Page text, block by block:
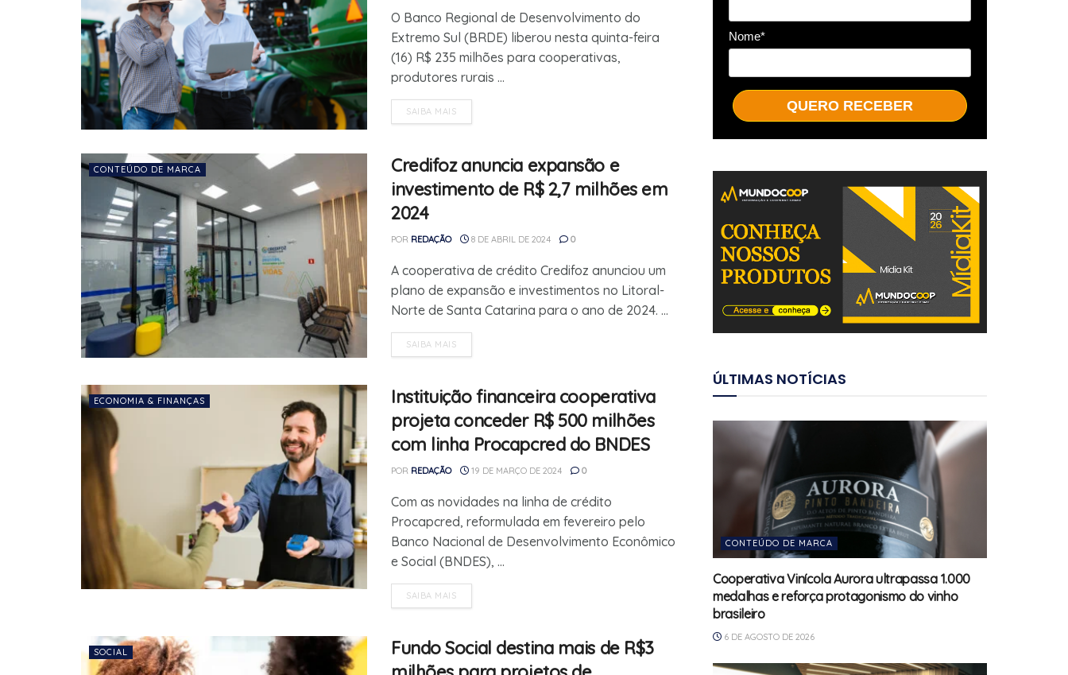
O Banco Regional de Desenvolvimento do
Extremo Sul (BRDE) liberou nesta quinta-feira
(16) R$ 235 milhões para cooperativas,
produtores rurais ...
SAIBA MAIS
CONTEÚDO DE MARCA
Credifoz anuncia expansão e
investimento de R$ 2,7 milhões em
2024
POR REDAÇÃO 8 DE ABRIL DE 2024 0
A cooperativa de crédito Credifoz anunciou um
plano de expansão e investimentos no Litoral-
Norte de Santa Catarina para o ano de 2024. ...
SAIBA MAIS
ECONOMIA & FINANÇAS
Instituição financeira cooperativa
projeta conceder R$ 500 milhões
com linha Procapcred do BNDES
POR REDAÇÃO 19 DE MARÇO DE 2024 0
Com as novidades na linha de crédito
Procapcred, reformulada em fevereiro pelo
Banco Nacional de Desenvolvimento Econômico
e Social (BNDES), ...
SAIBA MAIS
SOCIAL
Fundo Social destina mais de R$3
Nome*
QUERO RECEBER
ÚLTIMAS NOTÍCIAS
CONTEÚDO DE MARCA
Cooperativa Vinícola Aurora ultrapassa 1.000
medalhas e reforça protagonismo do vinho
brasileiro
6 DE AGOSTO DE 2026